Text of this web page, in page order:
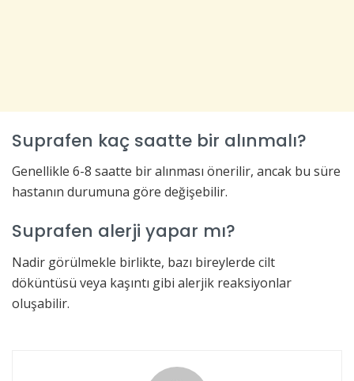
Suprafen kaç saatte bir alınmalı?
Genellikle 6-8 saatte bir alınması önerilir, ancak bu süre
hastanın durumuna göre değişebilir.
Suprafen alerji yapar mı?
Nadir görülmekle birlikte, bazı bireylerde cilt
döküntüsü veya kaşıntı gibi alerjik reaksiyonlar
oluşabilir.